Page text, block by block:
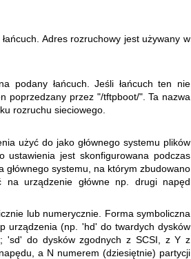
Adres rozruchowy jest używany w
podany łańcuch. Jeśli łańcuch ten nie
poprzedzany przez "/tftpboot/". Ta nazwa
rozruchu sieciowego.
użyć do jako głównego systemu plików
ustawienia jest skonfigurowana podczas
systemu, na którym zbudowano
urządzenie główne np. drugi napęd
lub numerycznie. Forma symboliczna
urządzenia (np. 'hd' do twardych dysków
'sd' do dysków zgodnych z SCSI, z Y z
a N numerem (dziesiętnie) partycji